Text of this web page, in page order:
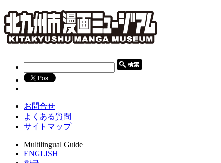
お問合せ
よくある質問
サイトマップ
Multilingual Guide
ENGLISH